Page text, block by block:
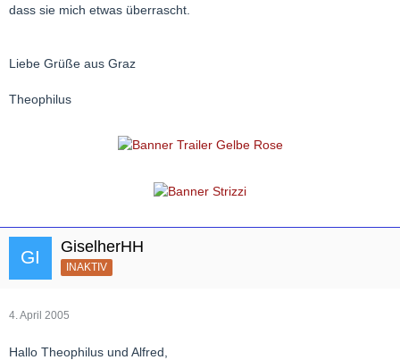
dass sie mich etwas überrascht.
Liebe Grüße aus Graz
Theophilus
GiselherHH
INAKTIV
4. April 2005
Hallo Theophilus und Alfred,